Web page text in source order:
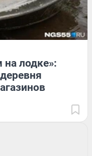
лодке»: